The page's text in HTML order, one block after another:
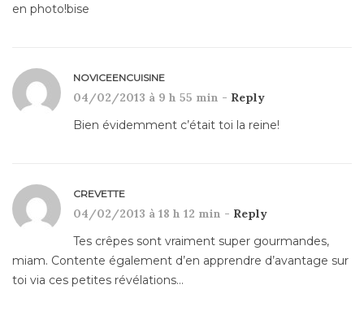
en photo!bise
NOVICEENCUISINE
04/02/2013 à 9 h 55 min - Reply
Bien évidemment c’était toi la reine!
CREVETTE
04/02/2013 à 18 h 12 min - Reply
Tes crêpes sont vraiment super gourmandes,
miam. Contente également d’en apprendre d’avantage sur
toi via ces petites révélations…